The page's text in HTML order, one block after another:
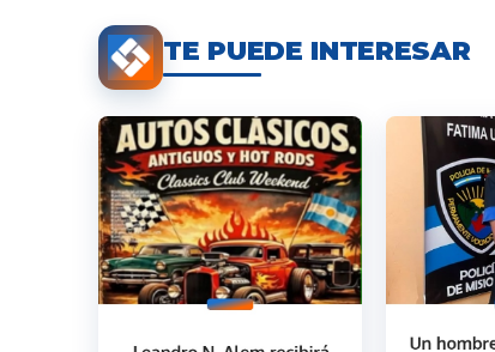
TE PUEDE INTERESAR